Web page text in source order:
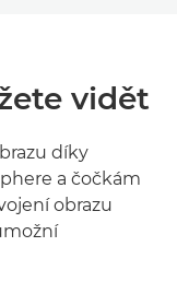
vidět
díky
a čočkám
obrazu